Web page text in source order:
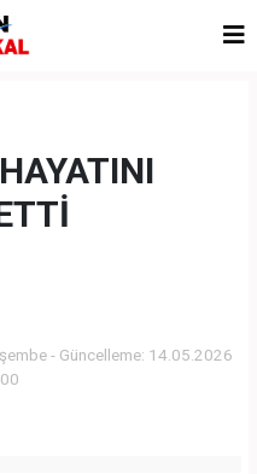
- Güncelleme: 14.05.2026